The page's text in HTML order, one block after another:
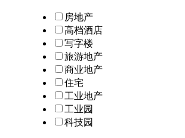
房地产
高档酒店
写字楼
旅游地产
商业地产
住宅
工业地产
工业园
科技园